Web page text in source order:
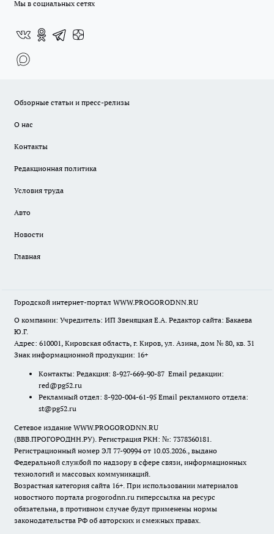
Мы в социальных сетях
Обзорные статьи и пресс-релизы
О нас
Контакты
Редакционная политика
Условия труда
Авто
Новости
Главная
Городской интернет-портал WWW.PROGORODNN.RU
О компании: Учредитель: ИП Звеняцкая Е.А. Редактор сайта: Бакаева
Ю.Г.
Адрес: 610001, Кировская область, г. Киров, ул. Азина, дом № 80, кв. 31
Знак информационной продукции: 16+
Контакты: Редакция: 8-927-669-90-87 Email редакции:
red@pg52.ru
Рекламный отдел: 8-920-004-61-95 Email рекламного отдела:
st@pg52.ru
Сетевое издание WWW.PROGORODNN.RU
(ВВВ.ПРОГОРОДНН.РУ). Регистрация РКН: №: 7378360181.
Регистрационный номер ЭЛ 77-90994 от 10.03.2026., выдано
Федеральной службой по надзору в сфере связи, информационных
технологий и массовых коммуникаций.
Возрастная категория сайта 16+. При использовании материалов
новостного портала progorodnn.ru гиперссылка на ресурс
обязательна, в противном случае будут применены нормы
законодательства РФ об авторских и смежных правах.